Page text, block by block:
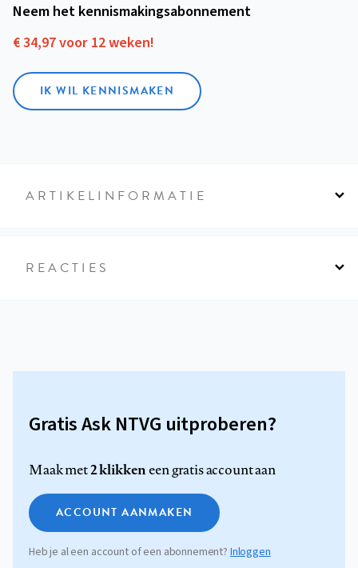
Neem het kennismakings­abonnement
€ 34,97 voor 12 weken!
IK WIL KENNISMAKEN
ARTIKELINFORMATIE
REACTIES
Gratis Ask NTVG uitproberen?
Maak met2 klikkeneen gratis account aan
ACCOUNT AANMAKEN
Heb je al een account of een abonnement? Inloggen